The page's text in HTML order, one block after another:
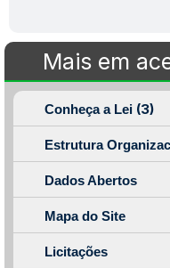
Mais em
Conheça a Lei (3)
Estrutura
Dados Abertos
Mapa do Site
Licitações